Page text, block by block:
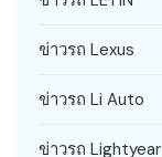
ข่าวรถ Lexus
ข่าวรถ Li Auto
ข่าวรถ Lightyear